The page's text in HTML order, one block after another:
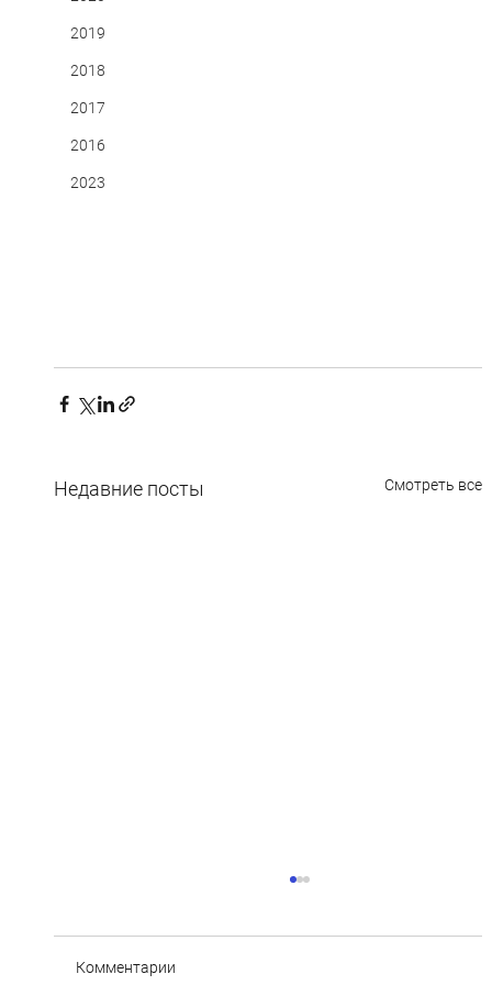
2019
2018
2017
2016
2023
Недавние посты Смотреть все
Комментарии